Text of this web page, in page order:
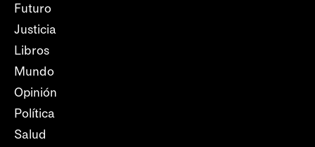
Futuro
Justicia
Libros
Mundo
Opinión
Política
Salud